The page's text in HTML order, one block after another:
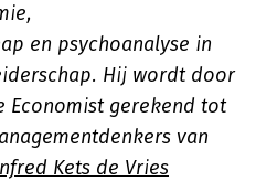
en psychoanalyse in
Hij wordt door
Economist gerekend tot
van
Kets de Vries